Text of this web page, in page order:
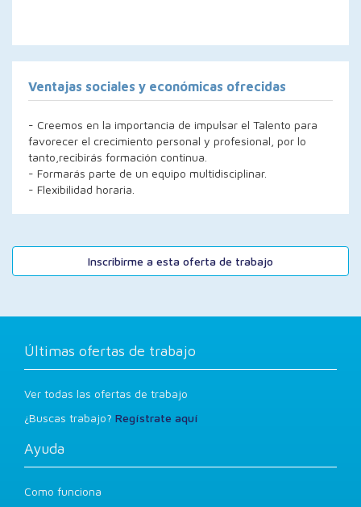
Ventajas sociales y económicas ofrecidas
- Creemos en la importancia de impulsar el Talento para
favorecer el crecimiento personal y profesional, por lo
tanto,recibirás formación continua.
- Formarás parte de un equipo multidisciplinar.
- Flexibilidad horaria.
Inscribirme a esta oferta de trabajo
Últimas ofertas de trabajo
Ver todas las ofertas de trabajo
¿Buscas trabajo? Regístrate aquí
Ayuda
Como funciona